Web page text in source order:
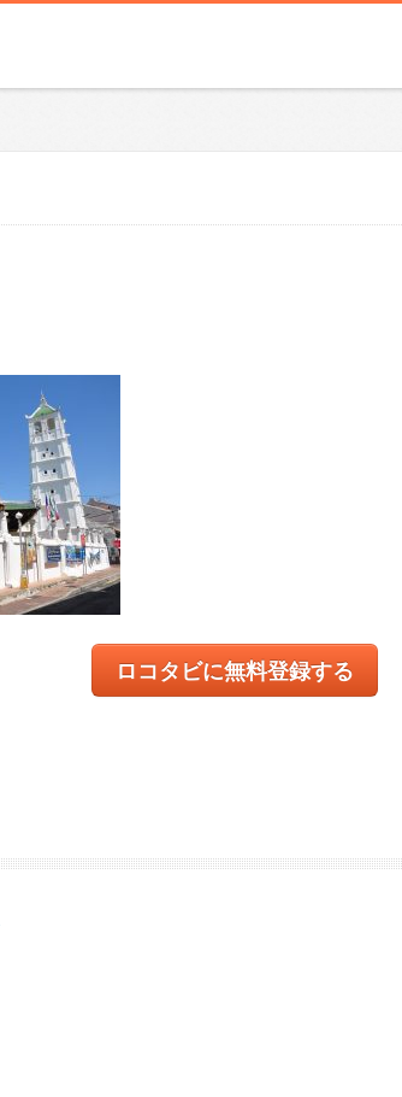
ロコタビに無料登録する